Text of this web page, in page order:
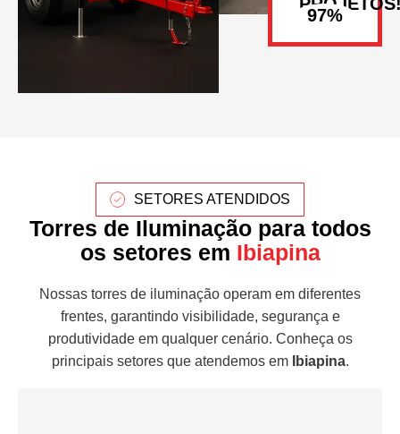
SETORES ATENDIDOS
Torres de Iluminação para todos
os setores em Ibiapina
Nossas torres de iluminação operam em diferentes
frentes, garantindo visibilidade, segurança e
produtividade em qualquer cenário. Conheça os
principais setores que atendemos em
Ibiapina.